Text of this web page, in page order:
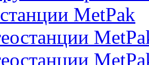
MetPak